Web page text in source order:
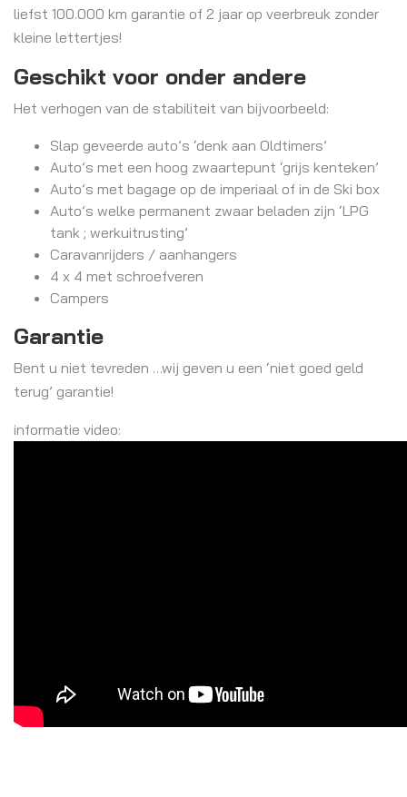
liefst 100.000 km garantie of 2 jaar op veerbreuk zonder
kleine lettertjes!
Geschikt voor onder andere
Het verhogen van de stabiliteit van bijvoorbeeld:
Slap geveerde auto’s ‘denk aan Oldtimers’
Auto’s met een hoog zwaartepunt ‘grijs kenteken’
Auto’s met bagage op de imperiaal of in de Ski box
Auto’s welke permanent zwaar beladen zijn ‘LPG
tank ; werkuitrusting’
Caravanrijders / aanhangers
4 x 4 met schroefveren
Campers
Garantie
Bent u niet tevreden …wij geven u een ‘niet goed geld
terug’ garantie!
informatie video: